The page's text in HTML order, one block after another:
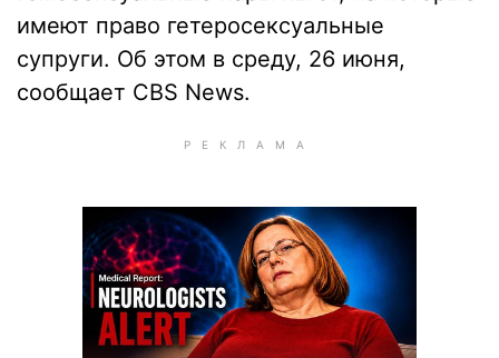
имеют право гетеросексуальные
супруги. Об этом в среду, 26 июня,
сообщает CBS News.